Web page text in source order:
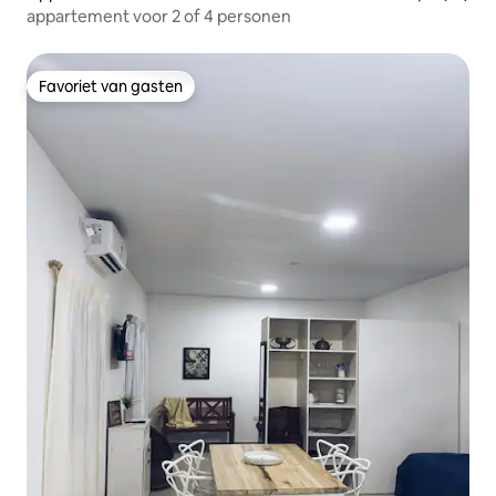
appartement voor 2 of 4 personen
Favoriet van gasten
Favoriet van gasten